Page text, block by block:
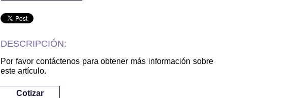
DESCRIPCIÓN:
Por favor contáctenos para obtener más información sobre
este artículo.
Cotizar